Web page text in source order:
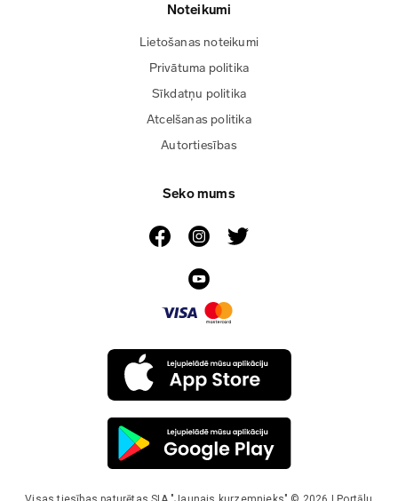
Noteikumi
Lietošanas noteikumi
Privātuma politika
Sīkdatņu politika
Atcelšanas politika
Autortiesības
Seko mums